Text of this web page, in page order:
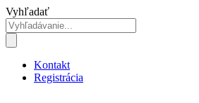
Preskočiť
na
obsah
Vyhľadať
Kontakt
Registrácia